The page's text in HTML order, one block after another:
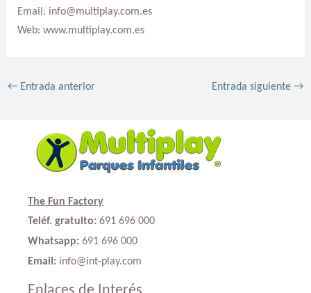
Email: info@multiplay.com.es
Web: www.multiplay.com.es
←Entrada anterior Entrada siguiente→
The Fun Factory
Teléf. gratuito: 691 696 000
Whatsapp: 691 696 000
Email: info@int-play.com